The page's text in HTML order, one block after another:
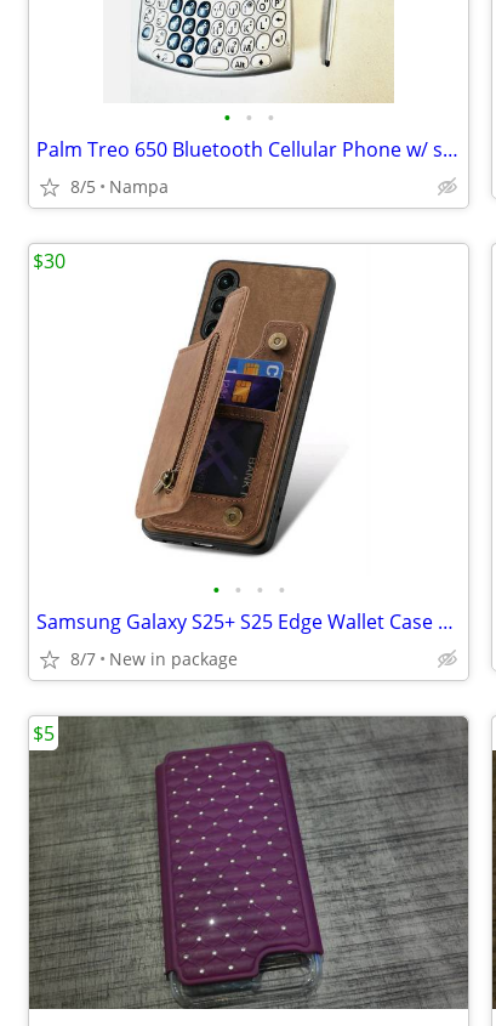
• • •
Palm Treo 650 Bluetooth Cellular Phone w/ stylus, soft case, charger
8/5 Nampa
• • • •
Samsung Galaxy S25+ S25 Edge Wallet Case and Screen Saver
8/7 New in package
$30
$5